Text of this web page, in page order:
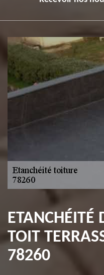
ETANCHÉITÉ
TOIT
78260